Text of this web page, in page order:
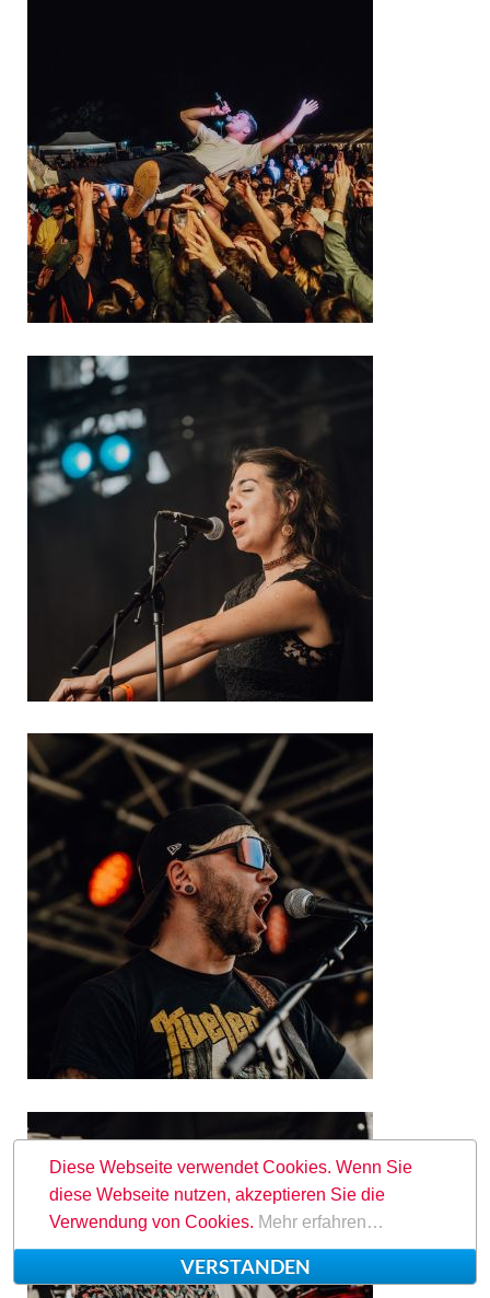
Diese Webseite verwendet Cookies. Wenn Sie
diese Webseite nutzen, akzeptieren Sie die
Verwendung von Cookies. Mehr erfahren…
VERSTANDEN